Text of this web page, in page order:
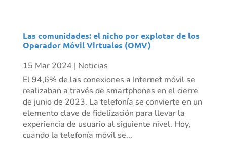
Las comunidades: el nicho por explotar de los
Operador Móvil Virtuales (OMV)
15 Mar 2024 | Noticias
El 94,6% de las conexiones a Internet móvil se
realizaban a través de smartphones en el cierre
de junio de 2023. La telefonía se convierte en un
elemento clave de fidelización para llevar la
experiencia de usuario al siguiente nivel. Hoy,
cuando la telefonía móvil se...